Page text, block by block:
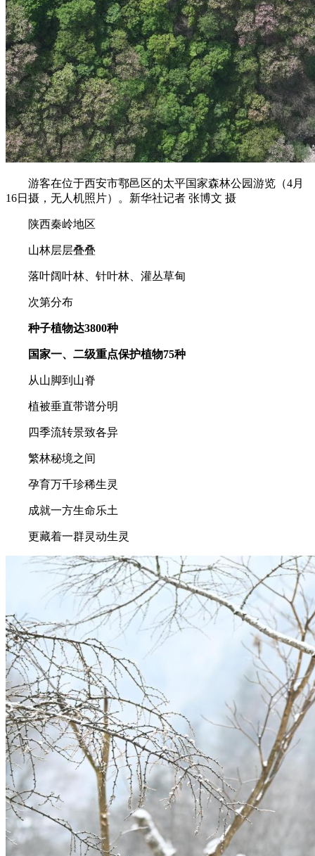
游客在位于西安市鄠邑区的太平国家森林公园游览（4月
16日摄，无人机照片）。新华社记者 张博文 摄
陕西秦岭地区
山林层层叠叠
落叶阔叶林、针叶林、灌丛草甸
次第分布
种子植物达3800种
国家一、二级重点保护植物75种
从山脚到山脊
植被垂直带谱分明
四季流转景致各异
繁林秘境之间
孕育万千珍稀生灵
成就一方生命乐土
更藏着一群灵动生灵